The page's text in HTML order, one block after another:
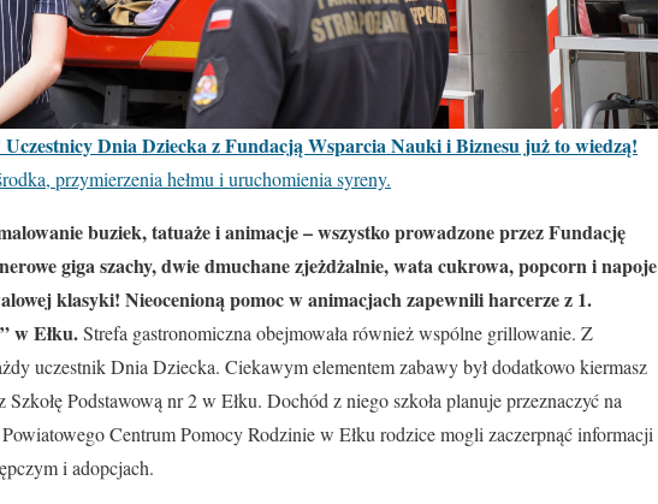
Dnia Dziecka z Fundacją Wsparcia Nauki i Biznesu już to wiedzą!
przymierzenia hełmu i uruchomienia syreny.
buziek, tatuaże i animacje – wszystko prowadzone przez Fundację
giga szachy, dwie dmuchane zjeżdżalnie, wata cukrowa, popcorn i napoje
klasyki! Nieocenioną pomoc w animacjach zapewnili harcerze z 1.
w Ełku.Strefa gastronomiczna obejmowała również wspólne grillowanie. Z
uczestnik Dnia Dziecka. Ciekawym elementem zabawy był dodatkowo kiermasz
Podstawową nr 2 w Ełku. Dochód z niego szkoła planuje przeznaczyć na
Centrum Pomocy Rodzinie w Ełku rodzice mogli zaczerpnąć informacji
i adopcjach.